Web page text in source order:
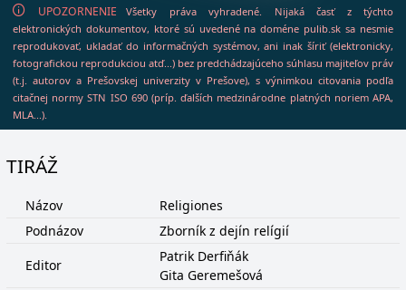
UPOZORNENIE
Všetky práva vyhradené. Nijaká časť z týchto
elektronických dokumentov, ktoré sú uvedené na doméne pulib.sk sa nesmie
reprodukovať, ukladať do informačných systémov, ani inak šíriť (elektronicky,
fotografickou reprodukciou atď...) bez predchádzajúceho súhlasu majiteľov práv
(t.j. autorov a Prešovskej univerzity v Prešove), s výnimkou citovania podľa
citačnej normy STN ISO 690 (príp. ďalších medzinárodne platných noriem APA,
MLA...).
TIRÁŽ
Názov
Religiones
Podnázov
Zborník z dejín relígií
Editor
Patrik Derfiňák
Gita Geremešová